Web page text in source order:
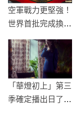
空軍戰力更堅強！
世界首批完成換裝
「華燈初上」第三
季確定播出日了！